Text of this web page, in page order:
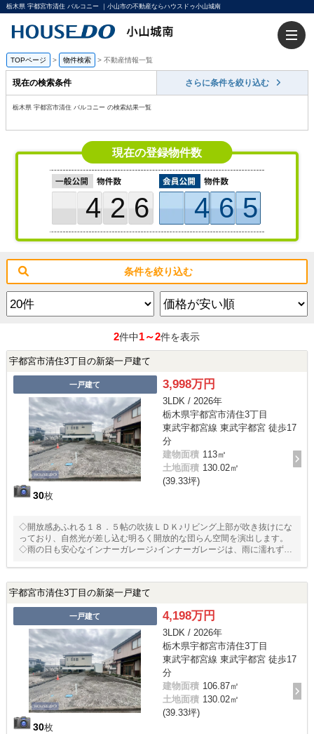
栃木県 宇都宮市清住 バルコニー ｜小山市の不動産ならハウスドゥ小山城南
TOPページ > 物件検索 > 不動産情報一覧
現在の検索条件 さらに条件を絞り込む
栃木県 宇都宮市清住 バルコニー の検索結果一覧
現在の登録物件数
426 465
条件を絞り込む
2件中1～2件を表示
宇都宮市清住3丁目の新築一戸建て
一戸建て
30枚
3,998万円
3LDK / 2026年
栃木県宇都宮市清住3丁目
東武宇都宮線 東武宇都宮 徒歩17
分
建物面積 113㎡
土地面積 130.02㎡
(39.33坪)
◇開放感あふれる１８．５帖の吹抜ＬＤＫ♪リビング上部が吹き抜けにな
っており、自然光が差し込む明るく開放的な団らん空間を演出します。
◇雨の日も安心なインナーガレージ♪インナーガレージは、雨に濡れずに
保。主寝室にはウォークインクローゼットを備え、収納力も良好！
宇都宮市清住3丁目の新築一戸建て
一戸建て
30枚
4,198万円
3LDK / 2026年
栃木県宇都宮市清住3丁目
東武宇都宮線 東武宇都宮 徒歩17
分
建物面積 106.87㎡
土地面積 130.02㎡
(39.33坪)